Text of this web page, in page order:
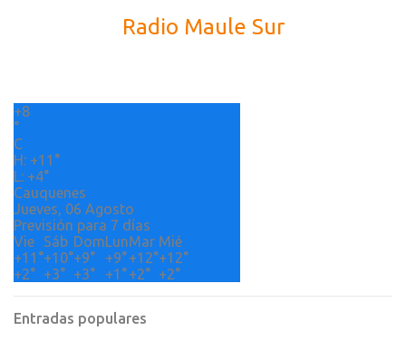
o
Radio Maule Sur
+8
°
C
H: +11°
L: +4°
Cauquenes
Jueves, 06 Agosto
Previsión para 7 días
Vie
Sáb DomLunMar Mié
+11°+10°+9° +9°+12°+12°
+2° +3° +3° +1°+2° +2°
Entradas populares